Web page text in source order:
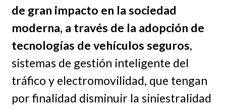
de gran impacto en la sociedad
moderna, a través de la adopción de
tecnologías de vehículos seguros,
sistemas de gestión inteligente del
tráfico y electromovilidad, que tengan
por finalidad disminuir la siniestralidad